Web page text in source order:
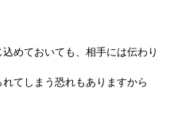
めておいても、相手には伝わり
てしまう恐れもありますから